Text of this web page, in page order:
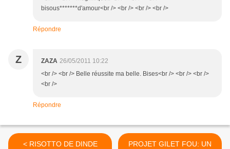
bisous*******d'amour<br /> <br /> <br /> <br />
Répondre
Z ZAZA 26/05/2011 10:22
<br /> <br /> Belle réussite ma belle. Bises<br /> <br /> <br />
<br />
Répondre
< RISOTTO DE DINDE
PROJET GILET FOU: UN